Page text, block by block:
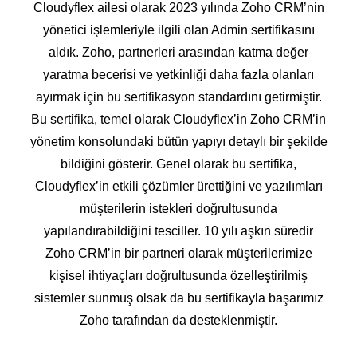
Cloudyflex ailesi olarak 2023 yılında Zoho CRM’nin
yönetici işlemleriyle ilgili olan Admin sertifikasını
aldık. Zoho, partnerleri arasından katma değer
yaratma becerisi ve yetkinliği daha fazla olanları
ayırmak için bu sertifikasyon standardını getirmiştir.
Bu sertifika, temel olarak Cloudyflex’in Zoho CRM’in
yönetim konsolundaki bütün yapıyı detaylı bir şekilde
bildiğini gösterir. Genel olarak bu sertifika,
Cloudyflex’in etkili çözümler ürettiğini ve yazılımları
müşterilerin istekleri doğrultusunda
yapılandırabildiğini tesciller. 10 yılı aşkın süredir
Zoho CRM’in bir partneri olarak müşterilerimize
kişisel ihtiyaçları doğrultusunda özelleştirilmiş
sistemler sunmuş olsak da bu sertifikayla başarımız
Zoho tarafından da desteklenmiştir.